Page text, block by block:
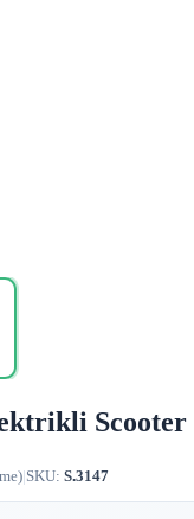
Scooter
|SKU: S.3147